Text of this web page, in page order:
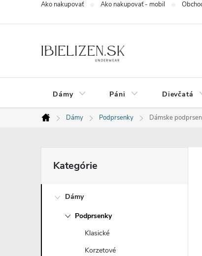
Ako nakupovať Ako nakupovať - mobil
Dámy Páni Dievčatá
Domov
Dámy Podprsenky Dámske
o
kategórie
Kategórie
Dámy
Podprsenky
Klasické
Korzetové